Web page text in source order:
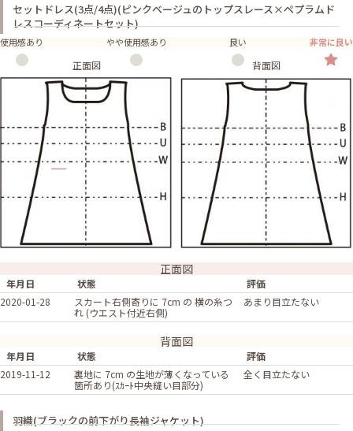
セットドレス(3点/4点)(ピンクベージュのトップスレース×ペプラムド
レスコーディネートセット)
使用感あり やや使用感あり 良い 非常に良い
正面図 背面図
正面図
年月日 状態
評価
2020-01-28
スカート右側寄りに 7cm の 横の糸つ
れ (ウエスト付近右側)
あまり目立たない
背面図
年月日 状態
評価
2019-11-12
裏地に 7cm の生地が薄くなっている
箇所あり(ｽｶｰﾄ中央縫い目部分)
全く目立たない
羽織(ブラックの前下がり長袖ジャケット)